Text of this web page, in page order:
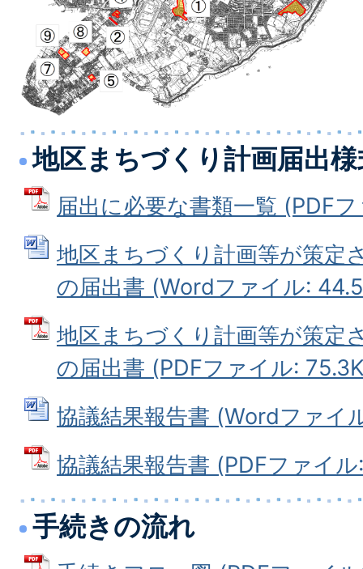
地区まちづくり計画届出
届出に必要な書類一覧 (PDF
地区まちづくり計画等が策定
の届出書 (Wordファイル:
地区まちづくり計画等が策定
の届出書 (PDFファイル:
協議結果報告書 (Wordファイ
協議結果報告書 (PDFファイ
手続きの流れ